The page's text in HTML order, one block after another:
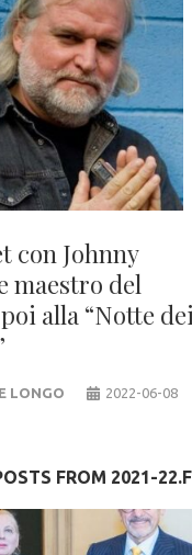
con Johnny
maestro del
alla “Notte
LONGO 2022-06-08
FROM 2021-